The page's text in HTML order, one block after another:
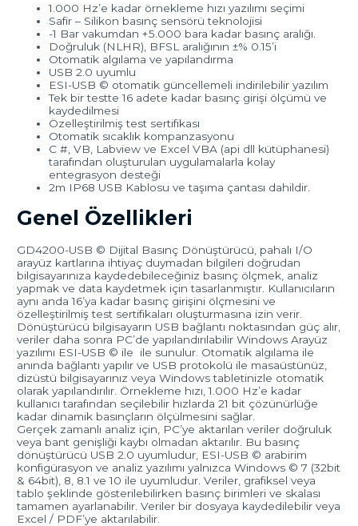
1.000 Hz’e kadar örnekleme hızı yazılımı seçimi
Safir – Silikon basınç sensörü teknolojisi
-1 Bar vakumdan +5.000 bara kadar basınç aralığı.
Doğruluk (NLHR), BFSL aralığının ±% 0.15’i
Otomatik algılama ve yapılandırma
USB 2.0 uyumlu
ESI-USB © otomatik güncellemeli indirilebilir yazılım
Tek bir testte 16 adete kadar basınç girişi ölçümü ve
kaydedilmesi
Özelleştirilmiş test sertifikası
Otomatik sıcaklık kompanzasyonu
C #, VB, Labview ve Excel VBA (api dll kütüphanesi)
tarafından oluşturulan uygulamalarla kolay
entegrasyon desteği
2m IP68 USB Kablosu ve taşıma çantası dahildir.
Genel Özellikleri
GD4200-USB © Dijital Basınç Dönüştürücü, pahalı I/O
arayüz kartlarına ihtiyaç duymadan bilgileri doğrudan
bilgisayarınıza kaydedebileceğiniz basınç ölçmek, analiz
yapmak ve data kaydetmek için tasarlanmıştır. Kullanıcıların
aynı anda 16’ya kadar basınç girişini ölçmesini ve
özelleştirilmiş test sertifikaları oluşturmasına izin verir.
Dönüştürücü bilgisayarın USB bağlantı noktasından güç alır,
veriler daha sonra PC’de yapılandırılabilir Windows Arayüz
yazılımı ESI-USB © ile ile sunulur. Otomatik algılama ile
anında bağlantı yapılır ve USB protokolü ile masaüstünüz,
dizüstü bilgisayarınız veya Windows tabletinizle otomatik
olarak yapılandırılır. Örnekleme hızı, 1.000 Hz’e kadar
kullanıcı tarafından seçilebilir hızlarda 21 bit çözünürlüğe
kadar dinamik basınçların ölçülmesini sağlar.
Gerçek zamanlı analiz için, PC’ye aktarılan veriler doğruluk
veya bant genişliği kaybı olmadan aktarılır. Bu basınç
dönüştürücü USB 2.0 uyumludur, ESI-USB © arabirim
konfigürasyon ve analiz yazılımı yalnızca Windows © 7 (32bit
& 64bit), 8, 8.1 ve 10 ile uyumludur. Veriler, grafiksel veya
tablo şeklinde gösterilebilirken basınç birimleri ve skalası
tamamen ayarlanabilir. Veriler bir dosyaya kaydedilebilir veya
Excel / PDF’ye aktarılabilir.